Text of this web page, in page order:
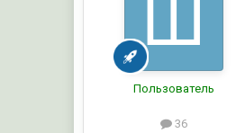
Пользователь
36